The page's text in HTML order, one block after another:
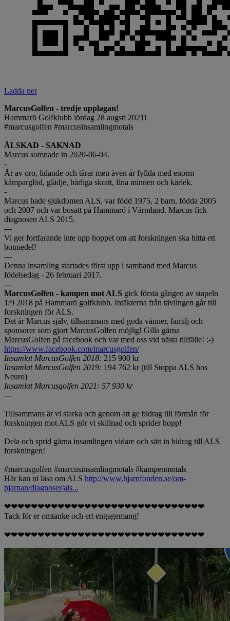
Ladda ner
MarcusGolfen - tredje upplagan!
Hammarö Golfklubb lördag 28 augsti 2021!
#marcusgolfen #marcusinsamlingmotals
-
ÄLSKAD - SAKNAD
Marcus somnade in 2020-06-04.
-
År av oro, lidande och tårar men även år fyllda med enorm
kämparglöd, glädje, härliga skratt, fina minnen och kärlek.
-
Marcus hade sjukdomen ALS, var född 1975, 2 barn, födda 2005
och 2007 och var bosatt på Hammarö i Värmland. Marcus fick
diagnosen ALS 2015.
---
Vi ger fortfarande inte upp hoppet om att forskningen ska hitta ett
botmedel!
---
Denna insamling startades först upp i samband med Marcus
födelsedag - 26 februari 2017.
---
MarcusGolfen - kampen mot ALS gick första gången av stapeln
1/9 2018 på Hammarö golfklubb. Intäkterna från tävlingen går till
forskningen för ALS.
Det är Marcus själv, tillsammans med goda vänner, familj och
sponsorer som gjort MarcusGolfen möjlig! Gilla gärna
MarcusGolfen på facebook och var med oss vid nästa tillfälle! :-)
https://www.facebook.com/marcusgolfen/
Insamlat MarcusGolfen 2018: 215 900 kr
Insamlat MarcusGolfen 2019: 194 762 kr (till Stoppa ALS hos
Neuro)
Insamlat Marcusgolfen 2021: 57 930 kr
---
Tillsammans är vi starka och genom att ge bidrag till förmån för
forskningen mot ALS gör vi skillnad och sprider hopp!
Dela och sprid gärna insamlingen vidare och sätt in bidrag till ALS
forskningen!
#marcusgolfen #marcusinsamlingmotals #kampenmotals
Här kan ni läsa om ALS http://www.hjarnfonden.se/om-
hjarnan/diagnoser/als...
❤❤❤❤❤❤❤❤❤❤❤❤❤❤❤❤❤❤❤❤❤❤❤❤❤❤❤❤❤❤
Tack för er omtanke och ert engagemang!
❤❤❤❤❤❤❤❤❤❤❤❤❤❤❤❤❤❤❤❤❤❤❤❤❤❤❤❤❤❤